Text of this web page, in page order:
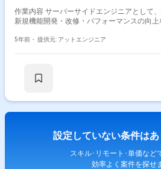
作業内容 サーバーサイドエンジニアとして
新規機能開発・改修・パフォーマンスの向上
5年前・ 提供元: アットエンジニア
設定していない条件は
スキル･リモート･単価など
効率よく案件を探せ